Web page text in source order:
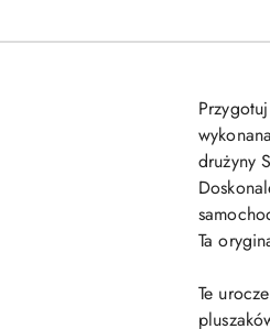
drużyny
Ta
Te